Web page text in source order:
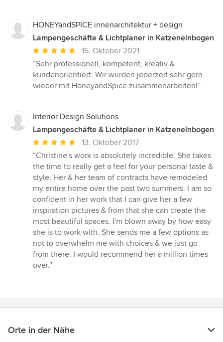
HONEYandSPICE innenarchitektur + design
Lampengeschäfte & Lichtplaner in Katzenelnbogen
Durchschnittliche
Bewertung:
5
von
15. Oktober 2021
“Sehr professionell, kompetent, kreativ &
kundenorientiert. Wir würden jederzeit sehr gern
wieder mit HoneyandSpice zusammenarbeiten!”
Interior Design Solutions
Lampengeschäfte & Lichtplaner in Katzenelnbogen
Durchschnittliche
Bewertung:
5
von
5
Sternen
13. Oktober 2017
“Christine's work is absolutely incredible. She takes
the time to really get a feel for your personal taste &
style. Her & her team of contracts have remodeled
my entire home over the past two summers. I am so
confident in her work that I can give her a few
inspiration pictures & from that she can create the
most beautiful spaces. I'm blown away by how easy
she is to work with. She sends me a few options as
not to overwhelm me with choices & we just go
from there. I would recommend her a million times
over.”
Orte in der Nähe